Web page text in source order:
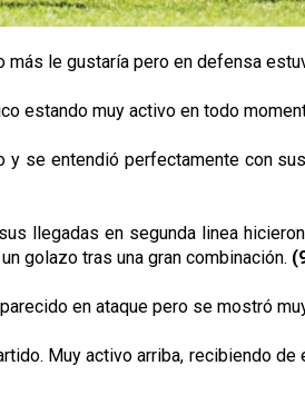
más le gustaría pero en defensa
estando muy activo en todo
y se entendió perfectamente con
llegadas en segunda linea
golazo tras una gran combinación.
en ataque pero se mostró
Muy activo arriba, recibiendo